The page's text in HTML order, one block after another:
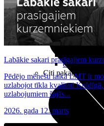
Noderīgi
Maksas un
Maksas un
LMT Kartes
Kur nopirkt
Kā kļūt par
eSIM
Citi pakalpojumi
Planšetes
Labākie sakari prasīgajiem
Pēdējo mēnešu laikā LMT ir
uzlabojot tīkla kvalitāti
uzlabojumiem šajās...
2026. gada 12. marts